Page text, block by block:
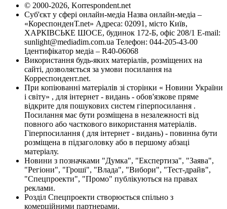
© 2000-2026, Korrespondent.net
Суб'єкт у сфері онлайн-медіа Назва онлайн-медіа –
«КореспонденТ.net» Адреса: 02091, місто Київ,
ХАРКІВСЬКЕ ШОСЕ, будинок 172-Б, офіс 208/1 E-mail:
sunlight@mediadim.com.ua Телефон: 044-205-43-00
Ідентифікатор медіа – R40-06068
Використання будь-яких матеріалів, розміщених на
сайті, дозволяється за умови посилання на
Корреспондент.net.
При копіюванні матеріалів зі сторінки « Новини України
і світу» , для інтернет - видань - обов'язкове пряме
відкрите для пошукових систем гіперпосилання .
Посилання має бути розміщена в незалежності від
повного або часткового використання матеріалів.
Гіперпосилання ( для інтернет - видань) - повинна бути
розміщена в підзаголовку або в першому абзаці
матеріалу.
Новини з позначками "Думка", "Експертиза", "Заява",
"Регіони", "Гроші", "Влада", "Вибори", "Тест-драйв",
"Спецпроекти", "Промо" публікуються на правах
реклами.
Розділ Спецпроекти створюється спільно з
комерційними партнерами.